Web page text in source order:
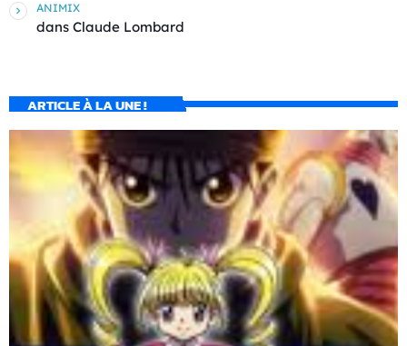
ANIMIX
dans Claude Lombard
ARTICLE À LA UNE !